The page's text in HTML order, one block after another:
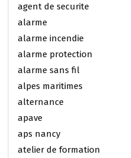
agent de securite
alarme
alarme incendie
alarme protection
alarme sans fil
alpes maritimes
alternance
apave
aps nancy
atelier de formation